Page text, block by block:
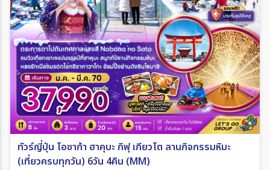
ทัวร์ญี่ปุ่น โอซาก้า ฮาคุบะ กิฟุ เกียวโต ลานกิจกรรมหิมะ
(เที่ยวครบทุกวัน) 6วัน 4คืน (MM)